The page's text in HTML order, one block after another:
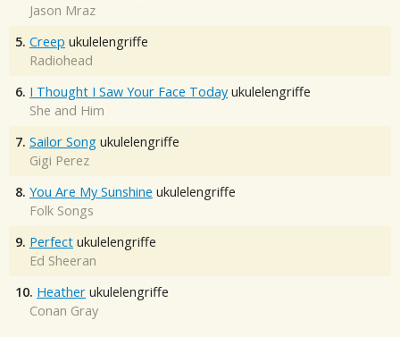
Jason Mraz
5. Creep ukulelengriffe
Radiohead
6. I Thought I Saw Your Face Today ukulelengriffe
She and Him
7. Sailor Song ukulelengriffe
Gigi Perez
8. You Are My Sunshine ukulelengriffe
Folk Songs
9. Perfect ukulelengriffe
Ed Sheeran
10. Heather ukulelengriffe
Conan Gray